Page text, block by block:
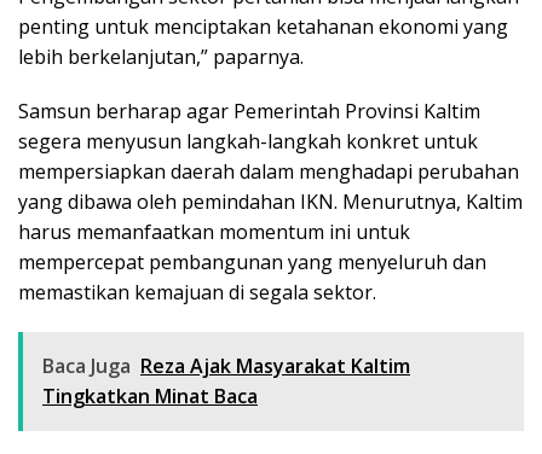
penting untuk menciptakan ketahanan ekonomi yang
lebih berkelanjutan,” paparnya.
Samsun berharap agar Pemerintah Provinsi Kaltim
segera menyusun langkah-langkah konkret untuk
mempersiapkan daerah dalam menghadapi perubahan
yang dibawa oleh pemindahan IKN. Menurutnya, Kaltim
harus memanfaatkan momentum ini untuk
mempercepat pembangunan yang menyeluruh dan
memastikan kemajuan di segala sektor.
Baca Juga Reza Ajak Masyarakat Kaltim
Tingkatkan Minat Baca